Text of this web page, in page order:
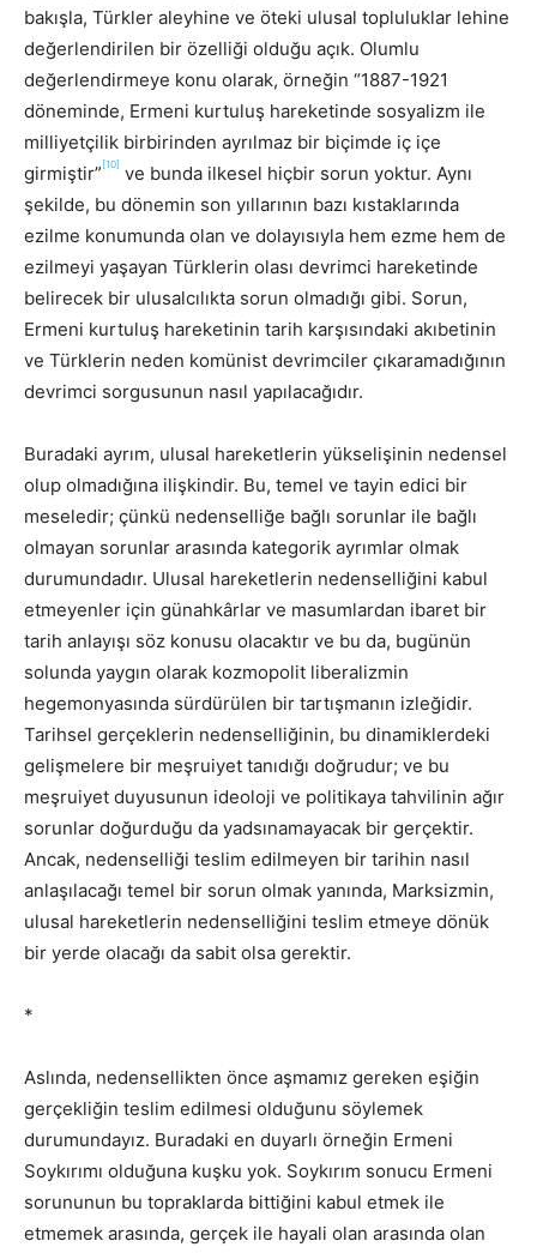
bakışla, Türkler aleyhine ve öteki ulusal topluluklar lehine
değerlendirilen bir özelliği olduğu açık. Olumlu
değerlendirmeye konu olarak, örneğin “1887-1921
döneminde, Ermeni kurtuluş hareketinde sosyalizm ile
milliyetçilik birbirinden ayrılmaz bir biçimde iç içe
girmiştir” [10] ve bunda ilkesel hiçbir sorun yoktur. Aynı
şekilde, bu dönemin son yıllarının bazı kıstaklarında
ezilme konumunda olan ve dolayısıyla hem ezme hem de
ezilmeyi yaşayan Türklerin olası devrimci hareketinde
belirecek bir ulusalcılıkta sorun olmadığı gibi. Sorun,
Ermeni kurtuluş hareketinin tarih karşısındaki akıbetinin
ve Türklerin neden komünist devrimciler çıkaramadığının
devrimci sorgusunun nasıl yapılacağıdır.
Buradaki ayrım, ulusal hareketlerin yükselişinin nedensel
olup olmadığına ilişkindir. Bu, temel ve tayin edici bir
meseledir; çünkü nedenselliğe bağlı sorunlar ile bağlı
olmayan sorunlar arasında kategorik ayrımlar olmak
durumundadır. Ulusal hareketlerin nedenselliğini kabul
etmeyenler için günahkârlar ve masumlardan ibaret bir
tarih anlayışı söz konusu olacaktır ve bu da, bugünün
solunda yaygın olarak kozmopolit liberalizmin
hegemonyasında sürdürülen bir tartışmanın izleğidir.
Tarihsel gerçeklerin nedenselliğinin, bu dinamiklerdeki
gelişmelere bir meşruiyet tanıdığı doğrudur; ve bu
meşruiyet duyusunun ideoloji ve politikaya tahvilinin ağır
sorunlar doğurduğu da yadsınamayacak bir gerçektir.
Ancak, nedenselliği teslim edilmeyen bir tarihin nasıl
anlaşılacağı temel bir sorun olmak yanında, Marksizmin,
ulusal hareketlerin nedenselliğini teslim etmeye dönük
bir yerde olacağı da sabit olsa gerektir.
*
Aslında, nedensellikten önce aşmamız gereken eşiğin
gerçekliğin teslim edilmesi olduğunu söylemek
durumundayız. Buradaki en duyarlı örneğin Ermeni
Soykırımı olduğuna kuşku yok. Soykırım sonucu Ermeni
sorununun bu topraklarda bittiğini kabul etmek ile
etmemek arasında, gerçek ile hayali olan arasında olan